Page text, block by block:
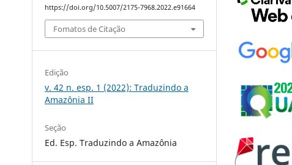
https://doi.org/10.5007/2175-7968.2022.e91664
Fomatos de Citação
Edição
v. 42 n. esp. 1 (2022): Traduzindo a
Amazônia II
Seção
Ed. Esp. Traduzindo a Amazônia